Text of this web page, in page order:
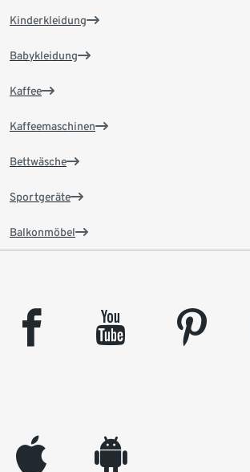
Kinderkleidung
Babykleidung
Kaffee
Kaffeemaschinen
Bettwäsche
Sportgeräte
Balkonmöbel
facebook youtube pinterest
appleinc android